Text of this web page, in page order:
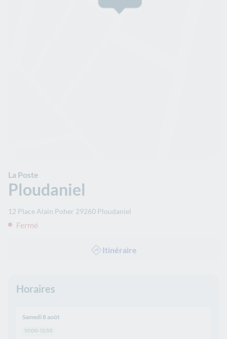
La Poste
Ploudaniel
12 Place Alain Poher 29260 Ploudaniel
Fermé
Itinéraire
Horaires
Samedi 8 août
10:00-12:30